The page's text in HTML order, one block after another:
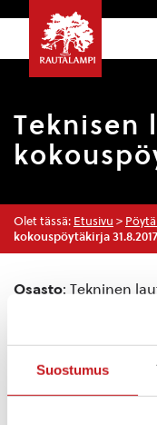
Suostumus
Teknisen
Olet tässä: Etusivu >
kokouspöytäkirja 31.8.2017
Osasto: Tekninen
Esityslista
Tiedoksiannot
Turkkilantien